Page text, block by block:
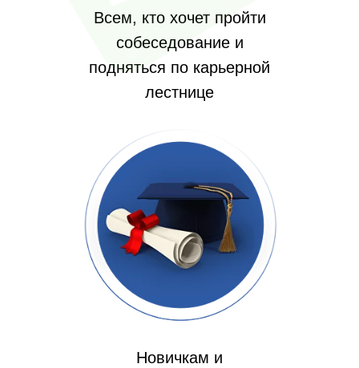
Всем, кто хочет пройти
собеседование и
подняться по карьерной
лестнице
Новичкам и